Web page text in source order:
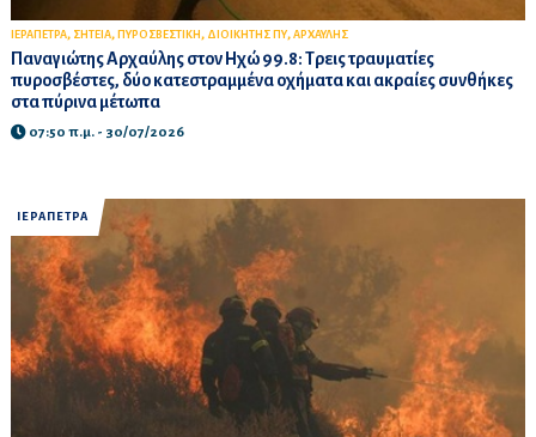
ΙΕΡΑΠΕΤΡΑ, ΣΗΤΕΙΑ, ΠΥΡΟΣΒΕΣΤΙΚΗ , ΔΙΟΙΚΗΤΗΣ ΠΥ, ΑΡΧΑΥΛΗΣ
Παναγιώτης Αρχαύλης στον Ηχώ 99.8: Τρεις τραυματίες
πυροσβέστες, δύο κατεστραμμένα οχήματα και ακραίες συνθήκες
στα πύρινα μέτωπα
07:50 π.μ. - 30/07/2026
ΙΕΡΑΠΕΤΡΑ